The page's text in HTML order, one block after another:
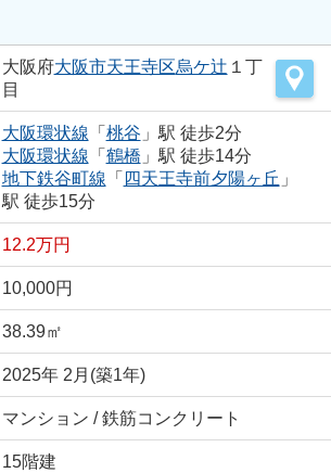
大阪府大阪市天王寺区烏ケ辻 １丁
目
大阪環状線 「 桃谷 」駅 徒歩2分
大阪環状線 「 鶴橋 」駅 徒歩14分
地下鉄谷町線 「 四天王寺前夕陽ヶ丘 」
駅 徒歩15分
12.2万円
10,000円
38.39㎡
2025年 2月(築1年)
マンション / 鉄筋コンクリート
15階建